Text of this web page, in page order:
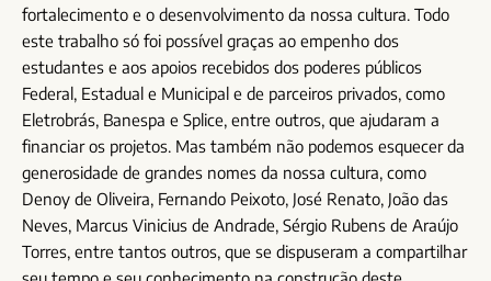
fortalecimento e o desenvolvimento da nossa cultura. Todo
este trabalho só foi possível graças ao empenho dos
estudantes e aos apoios recebidos dos poderes públicos
Federal, Estadual e Municipal e de parceiros privados, como
Eletrobrás, Banespa e Splice, entre outros, que ajudaram a
financiar os projetos. Mas também não podemos esquecer da
generosidade de grandes nomes da nossa cultura, como
Denoy de Oliveira, Fernando Peixoto, José Renato, João das
Neves, Marcus Vinicius de Andrade, Sérgio Rubens de Araújo
Torres, entre tantos outros, que se dispuseram a compartilhar